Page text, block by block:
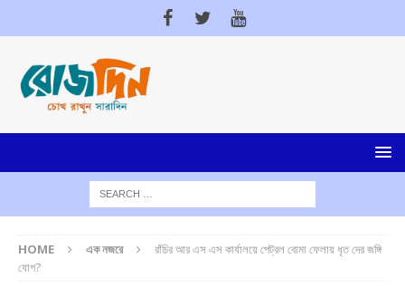
HOME এক নজরে
রাঁচির আর এস এস কার্যালয়ে পেট্রল বোমা ফেলায় ধৃত দের জঙ্গি
যোগ?